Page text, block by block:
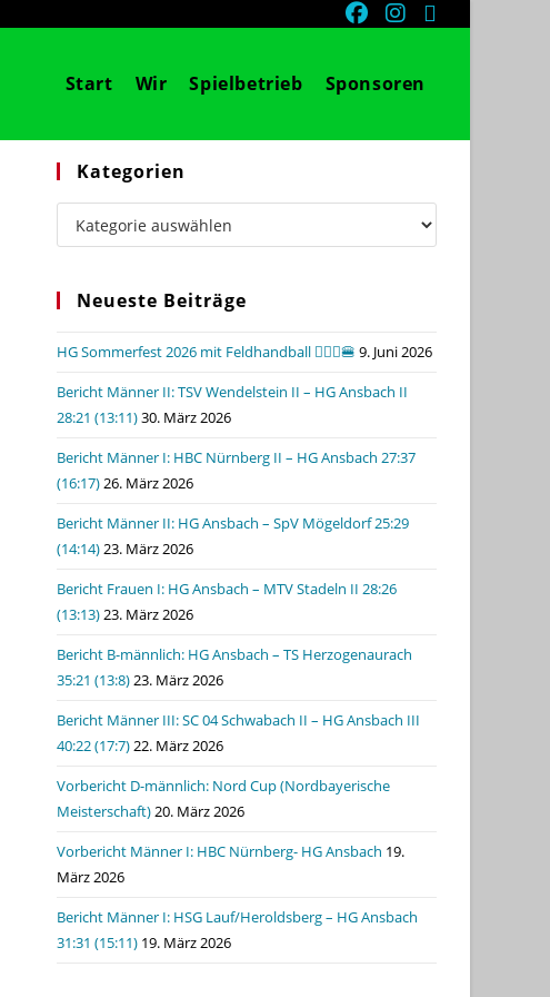
Start Wir Spielbetrieb Sponsoren
Kategorien
Kategorien
Neueste Beiträge
HG Sommerfest 2026 mit Feldhandball 🤾🏼‍♂️🍔 9. Juni 2026
Bericht Männer II: TSV Wendelstein II – HG Ansbach II
28:21 (13:11)30. März 2026
Bericht Männer I: HBC Nürnberg II – HG Ansbach 27:37
(16:17)26. März 2026
Bericht Männer II: HG Ansbach – SpV Mögeldorf 25:29
(14:14)23. März 2026
Bericht Frauen I: HG Ansbach – MTV Stadeln II 28:26
(13:13)23. März 2026
Bericht B-männlich: HG Ansbach – TS Herzogenaurach
35:21 (13:8)23. März 2026
Bericht Männer III: SC 04 Schwabach II – HG Ansbach III
40:22 (17:7)22. März 2026
Vorbericht D-männlich: Nord Cup (Nordbayerische
Meisterschaft)20. März 2026
Vorbericht Männer I: HBC Nürnberg- HG Ansbach 19.
März 2026
Bericht Männer I: HSG Lauf/Heroldsberg – HG Ansbach
31:31 (15:11) 19. März 2026